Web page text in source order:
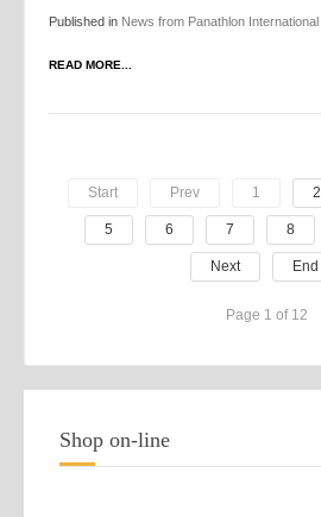
Published in News from Panathlon International
READ MORE...
Start Prev 1 2
5 6 7 8
Next End
Page 1 of 12
Shop on-line